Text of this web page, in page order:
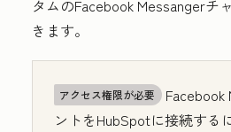
タムのFacebook Messangerチ
きます。
アクセス権限が必要
Facebook
ントをHubSpotに接続する